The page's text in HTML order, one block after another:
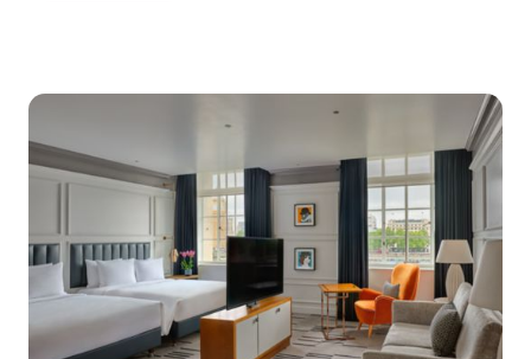
ein hochmodernes Fitnessstudio und Londons größter
Innenpool gehören. Ob Sie das Stadtbild von den
großen Fenstern Ihrer Suite aus genießen oder in einem
der Premium Zimmer mit Balkon an der Themse
speisen möchten: Die Suiten des London Marriott Hotel
County Hall verwöhnen mit unvergleichlicher Aussicht
und perfekter Gastfreundschaft.